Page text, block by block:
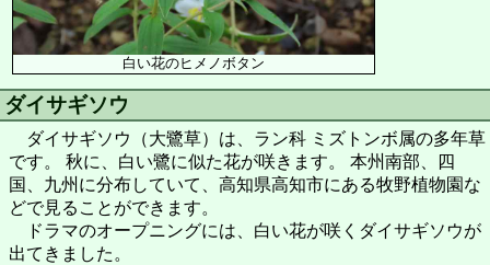
白い花のヒメノボタン
ダイサギソウ
ダイサギソウ（大鷺草）は、ラン科 ミズトンボ属の多年草
です。 秋に、白い鷺に似た花が咲きます。 本州南部、四
国、九州に分布していて、高知県高知市にある牧野植物園な
どで見ることができます。
ドラマのオープニングには、白い花が咲くダイサギソウが
出てきました。